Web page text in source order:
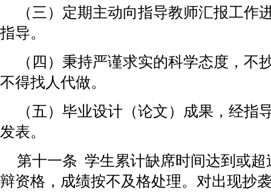
（三）定期主动向指导教师汇报工作
指导。
（四）秉持严谨求实的科学态度，不
不得找人代做。
（五）毕业设计（论文）成果，经指
发表。
第十一条 学生累计缺席时间达到或
辩资格，成绩按不及格处理。对出现抄